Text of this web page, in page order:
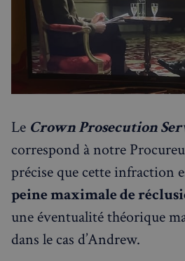
Le Crown Prosecution
correspond à notre
précise que cette infraction
peine maximale de
une éventualité théorique
dans le cas d’Andrew.